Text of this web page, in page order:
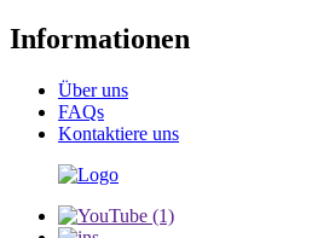
Informationen
Über uns
FAQs
Kontaktiere uns